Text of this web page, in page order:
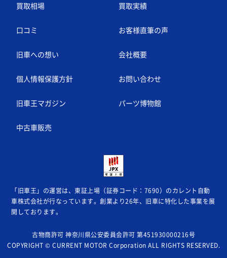
買取相場 買取実績
口コミ お客様直筆の声
旧車への想い 会社概要
個人情報保護方針 お問い合わせ
旧車王マガジン パーツ博物館
中古車販売
「旧車王」の運営は、東証上場（証券コード：7690）のカレント自動
車株式会社が行なっています。創業より26年、旧車に特化した事業を展
開しております。
古物商許可 神奈川県公安委員会許可 第451930000216号
COPYRIGHT © CURRENT MOTOR Corporation ALL RIGHTS RESERVED.